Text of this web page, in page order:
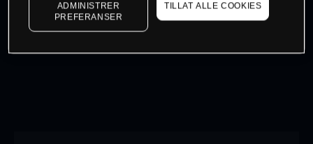
Log in
ADMINISTRER
PREFERANSER
TILLAT ALLE COOKIES